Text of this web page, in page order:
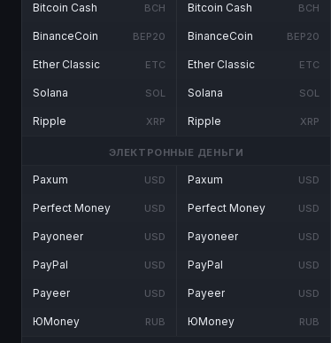
Bitcoin Cash BCH
BinanceCoin BEP20
Ether Classic ETC
Solana SOL
Ripple XRP
Bitcoin Cash BCH
BinanceCoin BEP20
Ether Classic ETC
Solana SOL
Ripple XRP
ЭЛЕКТРОННЫЕ ДЕНЬГИ
Paxum USD
Perfect Money USD
Payoneer USD
PayPal USD
Payeer USD
ЮMoney RUB
Paxum USD
Perfect Money USD
Payoneer USD
PayPal USD
Payeer USD
ЮMoney RUB